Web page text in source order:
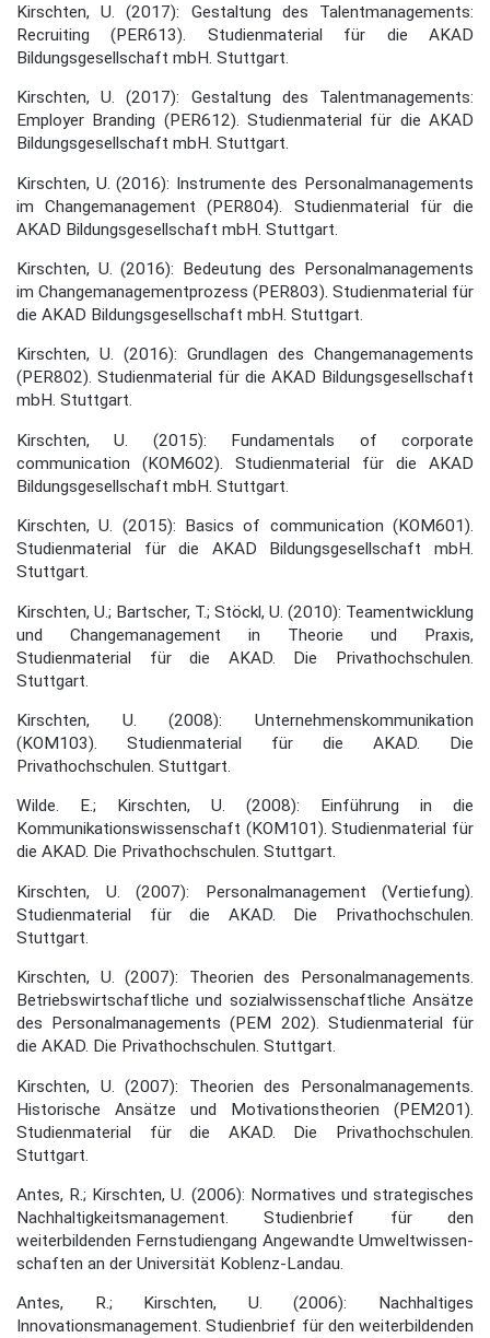
Kirschten, U. (2017): Gestaltung des Talentmanagements:
Recruiting (PER613). Studienmaterial für die AKAD
Bildungsgesellschaft mbH. Stuttgart.
Kirschten, U. (2017): Gestaltung des Talentmanagements:
Employer Branding (PER612). Studienmaterial für die AKAD
Bildungsgesellschaft mbH. Stuttgart.
Kirschten, U. (2016): Instrumente des Personalmanagements
im Changemanagement (PER804). Studienmaterial für die
AKAD Bildungsgesellschaft mbH. Stuttgart.
Kirschten, U. (2016): Bedeutung des Personalmanagements
im Changemanagementprozess (PER803). Studienmaterial für
die AKAD Bildungsgesellschaft mbH. Stuttgart.
Kirschten, U. (2016): Grundlagen des Changemanagements
(PER802). Studienmaterial für die AKAD Bildungsgesellschaft
mbH. Stuttgart.
Kirschten, U. (2015): Fundamentals of corporate
communication (KOM602). Studienmaterial für die AKAD
Bildungsgesellschaft mbH. Stuttgart.
Kirschten, U. (2015): Basics of communication (KOM601).
Studienmaterial für die AKAD Bildungsgesellschaft mbH.
Stuttgart.
Kirschten, U.; Bartscher, T.; Stöckl, U. (2010): Teamentwicklung
und Changemanagement in Theorie und Praxis,
Studienmaterial für die AKAD. Die Privathochschulen.
Stuttgart.
Kirschten, U. (2008): Unternehmenskommunikation
(KOM103). Studienmaterial für die AKAD. Die
Privathochschulen. Stuttgart.
Wilde. E.; Kirschten, U. (2008): Einführung in die
Kommunikationswissenschaft (KOM101). Studienmaterial für
die AKAD. Die Privathochschulen. Stuttgart.
Kirschten, U. (2007): Personalmanagement (Vertiefung).
Studienmaterial für die AKAD. Die Privathochschulen.
Stuttgart.
Kirschten, U. (2007): Theorien des Personalmanagements.
Betriebswirtschaftliche und sozi­alwissenschaftliche Ansätze
des Personalmanagements (PEM 202). Studienmaterial für
die AKAD. Die Privathochschulen. Stuttgart.
Kirschten, U. (2007): Theorien des Personalmanagements.
Historische Ansätze und Motiva­tionstheorien (PEM201).
Studienmaterial für die AKAD. Die Privathochschulen.
Stuttgart.
Antes, R.; Kirschten, U. (2006): Normatives und strategisches
Nachhaltigkeitsmanagement. Studienbrief für den
weiterbildenden Fernstudiengang Angewandte Umweltwissen­
schaften an der Universität Koblenz-Landau.
Antes, R.; Kirschten, U. (2006): Nachhaltiges
Innovationsmanagement. Studienbrief für den weiterbildenden